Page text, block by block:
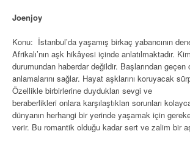
Joenjoy
Konu: İstanbul’da yaşamış birkaç yabancının
Afrikalı’nın aşk hikâyesi içinde anlatılmaktadır.
durumundan haberdar değildir. Başlarından geçen
anlamalarını sağlar. Hayat aşklarını koruyacak
Özellikle birbirlerine duydukları sevgi ve
beraberlikleri onlara karşılaştıkları sorunları
dünyanın herhangi bir yerinde yaşamak için
verir. Bu romantik olduğu kadar sert ve zalim bir